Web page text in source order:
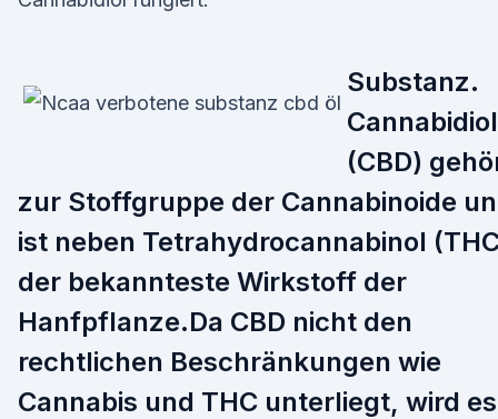
Substanz.
Cannabidiol
(CBD)
zur Stoffgruppe der Cannabinoide
ist neben Tetrahydrocannabinol
der bekannteste Wirkstoff der
Hanfpflanze.Da CBD nicht den
rechtlichen Beschränkungen wie
Cannabis und THC unterliegt, wird es